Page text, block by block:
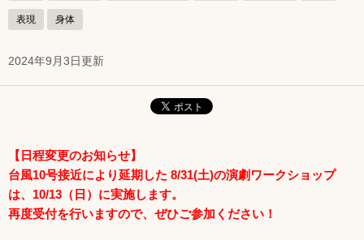
表現 身体
2024年9月3日更新
【日程変更のお知らせ】
台風10号接近により延期した 8/31(土)の演劇ワークショップ
は、10/13（日）に実施します。
再度受付を行いますので、ぜひご参加ください！